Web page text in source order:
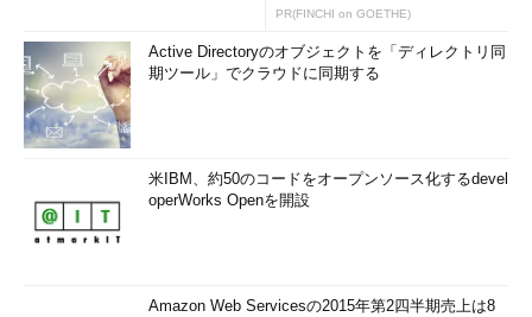
PR(FINCHI on GOETHE)
Active Directoryのオブジェクトを「ディレクトリ同
期ツール」でクラウドに同期する
米IBM、約50のコードをオープンソース化するdevel
operWorks Openを開設
Amazon Web Servicesの2015年第2四半期売上は8